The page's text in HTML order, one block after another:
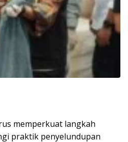
memperkuat langkah
praktik penyelundupan